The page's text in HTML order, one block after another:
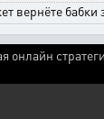
вернёте
онлайн